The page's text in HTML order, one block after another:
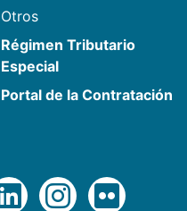
Otros
Régimen Tributario
Especial
Portal de la Contratación